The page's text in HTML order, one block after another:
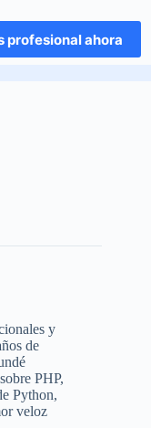
profesional ahora
y
de
PHP,
Python,
veloz